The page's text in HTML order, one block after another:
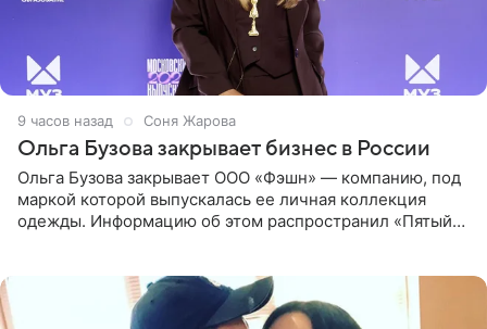
9 часов назад Соня Жарова
Ольга Бузова закрывает бизнес в России
Ольга Бузова закрывает ООО «Фэшн» — компанию, под
маркой которой выпускалась ее личная коллекция
одежды. Информацию об этом распространил «Пятый